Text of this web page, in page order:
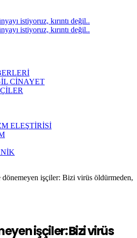
CİNAYET
ELEŞTİRİSİ
dönemeyen işçiler: Bizi virüs öldürmeden,
işçiler: Bizi virüs